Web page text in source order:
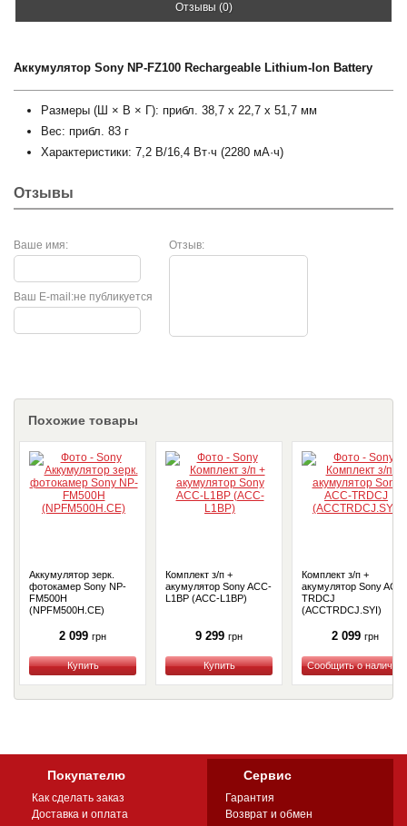
Отзывы (0)
Аккумулятор Sony NP-FZ100 Rechargeable Lithium-Ion Battery
Размеры (Ш × В × Г): прибл. 38,7 x 22,7 x 51,7 мм
Вес: прибл. 83 г
Характеристики: 7,2 В/16,4 Вт·ч (2280 мА·ч)
Отзывы
Ваше имя: Отзыв:
не публикуется
Ваш E-mail:
Похожие товары
Аккумулятор зерк.
фотокамер Sony NP-
FM500H
(NPFM500H.CE)
2 099 грн
Купить
Комплект з/п +
акумулятор Sony ACC-
L1BP (ACC-L1BP)
9 299 грн
Купить
Комплект з/п +
акумулятор Sony ACC-
TRDCJ
(ACCTRDCJ.SYI)
2 099 грн
Купить
Покупателю
Как сделать заказ
Доставка и оплата
Сервис
Гарантия
Возврат и обмен